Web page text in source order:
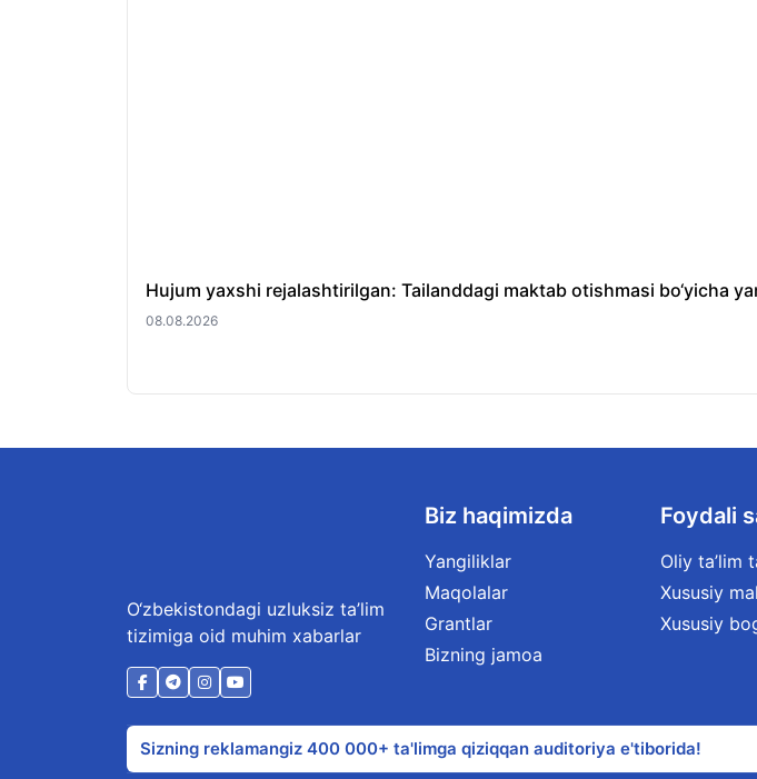
Hujum yaxshi rejalashtirilgan: Tailanddagi maktab otishmasi bo‘yicha
08.08.2026
O‘zbekistondagi uzluksiz ta’lim
tizimiga oid muhim xabarlar
Biz haqimizda
Yangiliklar
Maqolalar
Grantlar
Bizning jamoa
Foydali
Oliy ta’lim
Xususiy
Xususiy
Sizning reklamangiz 400 000+ ta'limga qiziqqan auditoriya e'tiborida!